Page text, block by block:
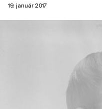
19. január 2017